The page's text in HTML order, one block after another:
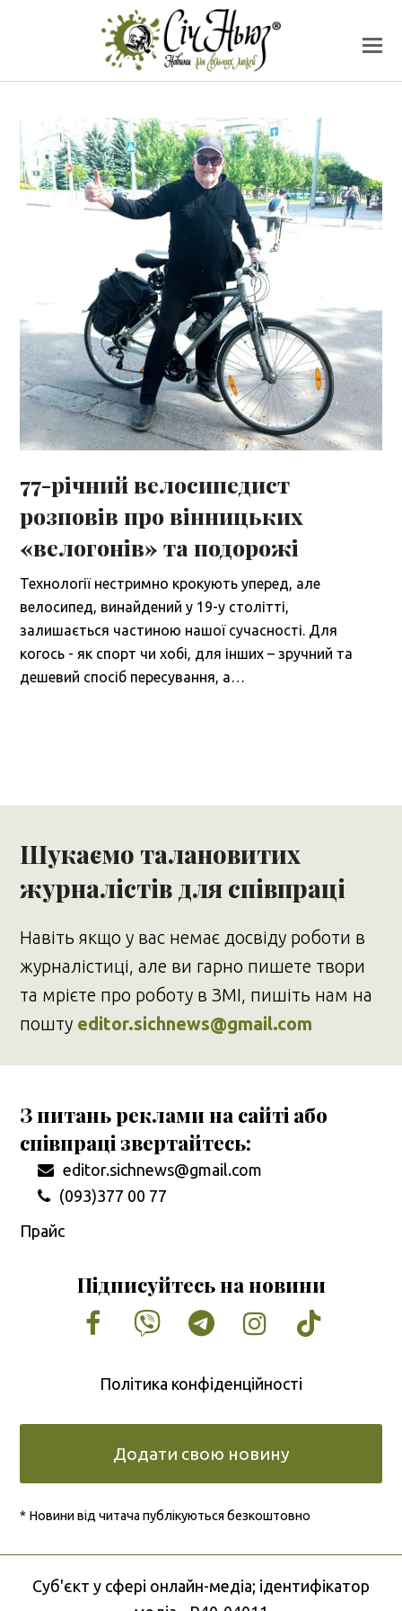
77-річний велосипедист
розповів про вінницьких
«велогонів» та подорожі
Технології нестримно крокують уперед, але
велосипед, винайдений у 19-у столітті,
залишається частиною нашої сучасності. Для
когось - як спорт чи хобі, для інших – зручний та
дешевий спосіб пересування, а…
Шукаємо талановитих
журналістів для співпраці
Навіть якщо у вас немає досвіду роботи в
журналістиці, але ви гарно пишете твори
та мрієте про роботу в ЗМІ, пишіть нам на
пошту editor.sichnews@gmail.com
З питань реклами на сайті або
співпраці звертайтесь:
editor.sichnews@gmail.com
(093)377 00 77
Прайс
Підписуйтесь на новини
Facebook
VimeoTumblrInstagram
Tiktok
Політика конфіденційності
Додати свою новину
* Новини від читача публікуються безкоштовно
Cуб'єкт у сфері онлайн-медіа; ідентифікатор